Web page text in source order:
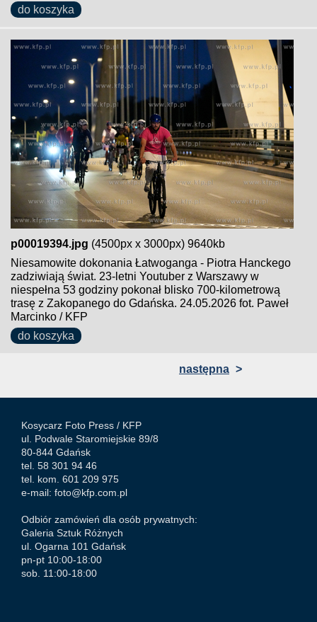
do koszyka
p00019394.jpg (4500px x 3000px) 9640kb
Niesamowite dokonania Łatwoganga - Piotra Hanckego
zadziwiają świat. 23-letni Youtuber z Warszawy w
niespełna 53 godziny pokonał blisko 700-kilometrową
trasę z Zakopanego do Gdańska. 24.05.2026 fot. Paweł
Marcinko / KFP
do koszyka
następna >
Kosycarz Foto Press / KFP
ul. Podwale Staromiejskie 89/8
80-844 Gdańsk
tel. 58 301 94 46
tel. kom. 601 209 975
e-mail: foto@kfp.com.pl
Odbiór zamówień dla osób prywatnych:
Galeria Sztuk Różnych
ul. Ogarna 101 Gdańsk
pn-pt 10:00-18:00
sob. 11:00-18:00